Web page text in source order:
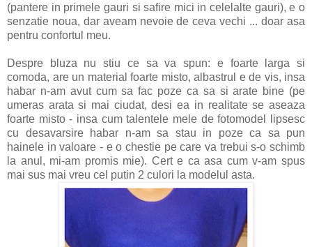
(pantere in primele gauri si safire mici in celelalte gauri), e o
senzatie noua, dar aveam nevoie de ceva vechi ... doar asa
pentru confortul meu.
Despre bluza nu stiu ce sa va spun: e foarte larga si
comoda, are un material foarte misto, albastrul e de vis, insa
habar n-am avut cum sa fac poze ca sa si arate bine (pe
umeras arata si mai ciudat, desi ea in realitate se aseaza
foarte misto - insa cum talentele mele de fotomodel lipsesc
cu desavarsire habar n-am sa stau in poze ca sa pun
hainele in valoare - e o chestie pe care va trebui s-o schimb
la anul, mi-am promis mie). Cert e ca asa cum v-am spus
mai sus mai vreu cel putin 2 culori la modelul asta.